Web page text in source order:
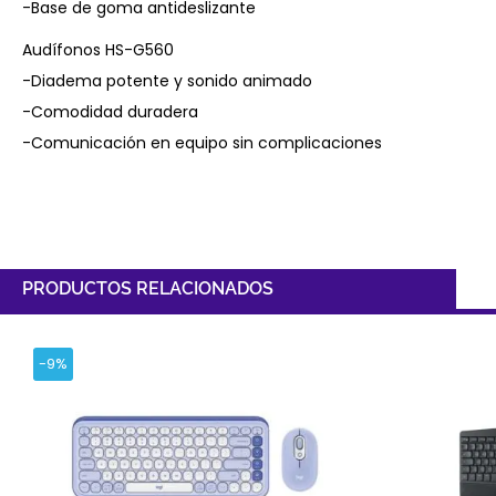
-Base de goma antideslizante
Audífonos HS-G560
-Diadema potente y sonido animado
-Comodidad duradera
-Comunicación en equipo sin complicaciones
PRODUCTOS RELACIONADOS
-9%